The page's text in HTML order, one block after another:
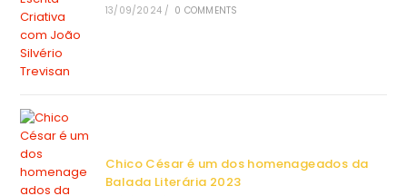
13/09/2024 / 0 COMMENTS
Chico César é um dos homenageados da
Balada Literária 2023